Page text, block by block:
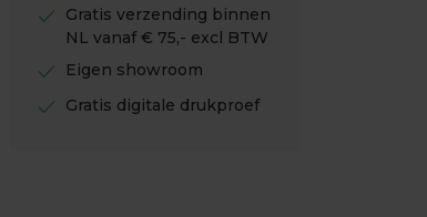
check
Gratis verzending binnen
NL vanaf € 75,- excl BTW
check Eigen showroom
check Gratis digitale drukproef